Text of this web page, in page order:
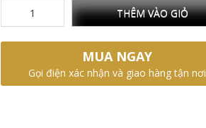
THÊM VÀO GIỎ
MUA NGAY
Gọi điện xác nhận và giao hàng tận nơi